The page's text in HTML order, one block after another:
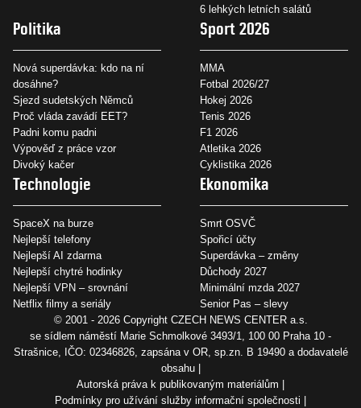
6 lehkých letních salátů
Politika
Nová superdávka: kdo na ní
dosáhne?
Sjezd sudetských Němců
Proč vláda zavádí EET?
Padni komu padni
Výpověď z práce vzor
Divoký kačer
Sport 2026
MMA
Fotbal 2026/27
Hokej 2026
Tenis 2026
F1 2026
Atletika 2026
Cyklistika 2026
Technologie
SpaceX na burze
Nejlepší telefony
Nejlepší AI zdarma
Nejlepší chytré hodinky
Nejlepší VPN – srovnání
Netflix filmy a seriály
Ekonomika
Smrt OSVČ
Spořicí účty
Superdávka – změny
Důchody 2027
Minimální mzda 2027
Senior Pas – slevy
© 2001 - 2026 Copyright CZECH NEWS CENTER a.s.
se sídlem náměstí Marie Schmolkové 3493/1, 100 00 Praha 10 -
Strašnice, IČO: 02346826, zapsána v OR, sp.zn. B 19490 a dodavatelé
obsahu
Autorská práva k publikovaným materiálům
Podmínky pro užívání služby informační společnosti